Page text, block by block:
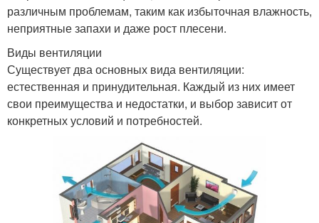
различным проблемам, таким как избыточная влажность,
неприятные запахи и даже рост плесени.
Виды вентиляции
Существует два основных вида вентиляции:
естественная и принудительная. Каждый из них имеет
свои преимущества и недостатки, и выбор зависит от
конкретных условий и потребностей.